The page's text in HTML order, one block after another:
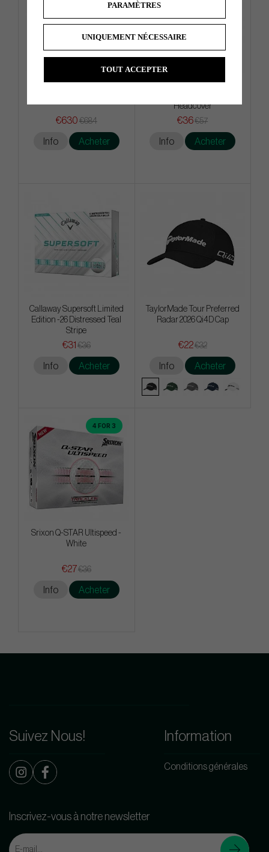
TOULON 2025 Alcatraz H1
€630 €684
Info Acheter
Odyssey Limited Edition St.
Headcover
€36€57
Info Acheter
Callaway Supersoft Limited
Edition -26 Distressed Teal
Stripe
€31 €36
Info Acheter
TaylorMade Tour Preferred
Radar 2026 Qi4D Cap
€22€32
Info Acheter
4 FOR 3
Srixon Q-STAR Ultispeed -
White
€27€36
Info Acheter
Suivez Nous! Information
Conditions générales
Inscrivez-vous à notre newsletter
PARAMÈTRES
UNIQUEMENT NÉCESSAIRE
TOUT ACCEPTER